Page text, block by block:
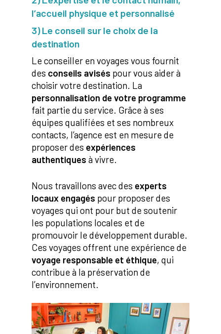
l’accueil physique et personnalisé
3) Le conseil sur le choix de la
destination
Le conseiller en voyages vous fournit
des conseils avisés pour vous aider à
choisir votre destination. La
personnalisation de votre programme
fait partie du service. Grâce à ses
équipes qualifiées et ses nombreux
contacts, l’agence est en mesure de
proposer des expériences
authentiques à vivre.
Nous travaillons avec des experts
locaux engagés pour proposer des
voyages qui ont pour but de soutenir
les populations locales et de
promouvoir le développement durable.
Ces voyages offrent une expérience de
voyage responsable et éthique, qui
contribue à la préservation de
l’environnement.